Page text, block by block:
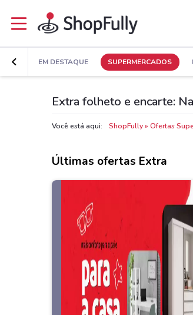
EM DESTAQUE SUPERMERCADOS
Extra folheto e encarte:
Você está aqui: ShopFully Ofertas
Últimas ofertas Extra